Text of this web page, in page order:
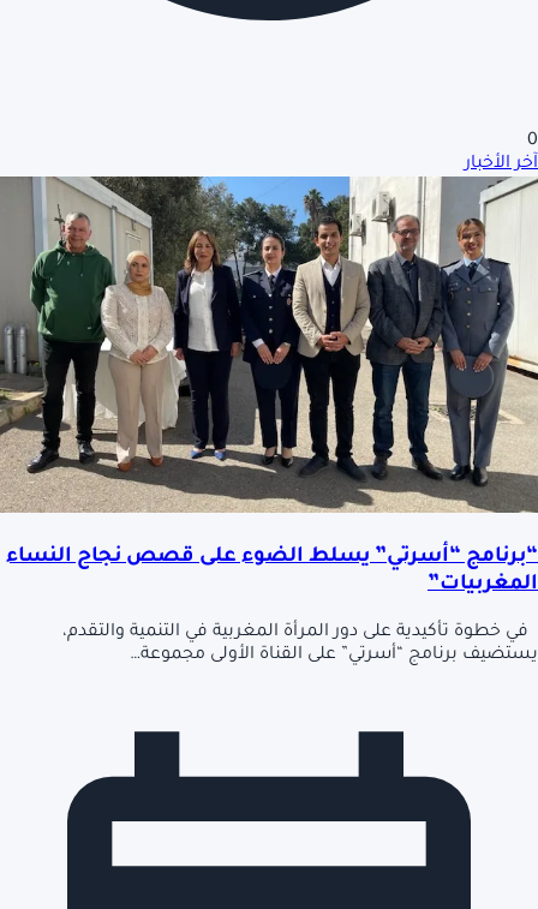
0
آخر الأخبار
“برنامج “أسرتي” يسلط الضوء على قصص نجاح النساء
المغربيات”
في خطوة تأكيدية على دور المرأة المغربية في التنمية والتقدم،
يستضيف برنامج “أسرتي” على القناة الأولى مجموعة…